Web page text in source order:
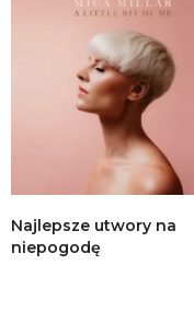
Najlepsze utwory na
niepogodę